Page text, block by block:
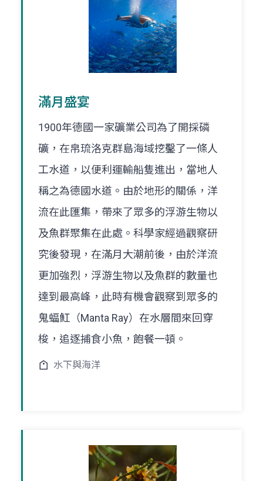
滿月盛宴
1900年德國一家礦業公司為了開採磷
礦，在帛琉洛克群島海域挖鑿了一條人
工水道，以便利運輸船隻進出，當地人
稱之為德國水道。由於地形的關係，洋
流在此匯集，帶來了眾多的浮游生物以
及魚群聚集在此處。科學家經過觀察研
究後發現，在滿月大潮前後，由於洋流
更加強烈，浮游生物以及魚群的數量也
達到最高峰，此時有機會觀察到眾多的
鬼蝠魟（Manta Ray）在水層間來回穿
梭，追逐捕食小魚，飽餐一頓。
水下與海洋